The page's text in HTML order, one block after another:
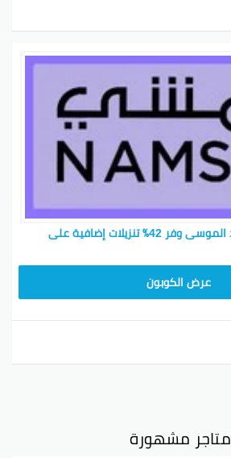
كود خصم نمشي محمد الموسى وفر 42٪ تنزيلات إضافية على
عرض الكوبون
متاجر مشهورة